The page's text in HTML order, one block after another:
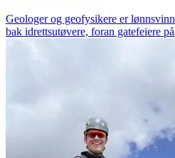
Geologer og geofysikere er
bak idrettsutøvere, foran gatefeiere